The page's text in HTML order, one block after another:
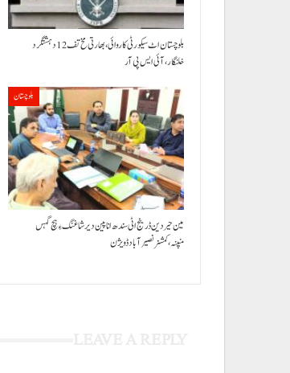
بلوچستان اٹ سیکورٹی کاروائی، بھارتی مخ تف 12 دہشتگرد
خلنگار،آئی ایس پی آر
بلوچستان
مین حیردین ڈرینج اٹی سندھ انا پین دیر شاغنگ ءِ ہچ گہس
منپنہ،کمشنر نصیرآباد ڈویژن